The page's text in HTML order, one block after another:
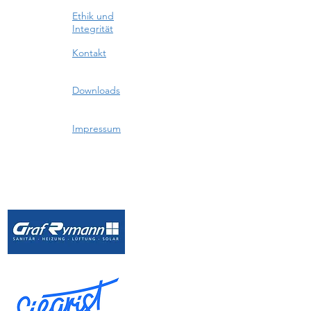
Ethik und
Integrität
Kontakt
Downloads
Impressum